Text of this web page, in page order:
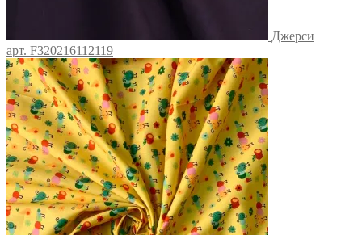
Джерси
арт. F320216112119